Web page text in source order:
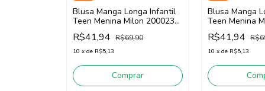
Blusa Manga Longa Infantil
Teen Menina Milon 2000238
(Preto)
R$41,94 R$69,90
10 x de R$5,13
Comprar
Blusa Manga
Teen Menina
(Branco)
R$41,94
10 x de R$5,13